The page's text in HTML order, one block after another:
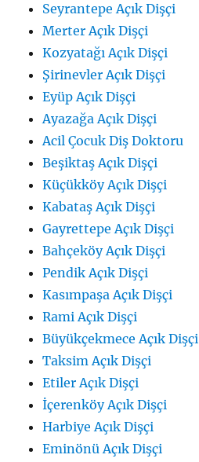
Seyrantepe Açık Dişçi
Merter Açık Dişçi
Kozyatağı Açık Dişçi
Şirinevler Açık Dişçi
Eyüp Açık Dişçi
Ayazağa Açık Dişçi
Acil Çocuk Diş Doktoru
Beşiktaş Açık Dişçi
Küçükköy Açık Dişçi
Kabataş Açık Dişçi
Gayrettepe Açık Dişçi
Bahçeköy Açık Dişçi
Pendik Açık Dişçi
Kasımpaşa Açık Dişçi
Rami Açık Dişçi
Büyükçekmece Açık Dişçi
Taksim Açık Dişçi
Etiler Açık Dişçi
İçerenköy Açık Dişçi
Harbiye Açık Dişçi
Eminönü Açık Dişçi